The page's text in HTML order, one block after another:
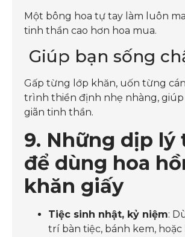
Một bông hoa tự tay làm luôn
tinh thần cao hơn hoa mua.
Giúp bạn sống
Gấp từng lớp khăn, uốn từng
trình thiền định nhẹ nhàng,
giãn tinh thần.
9. Những dịp lý
để dùng hoa
khăn giấy
Tiệc sinh nhật, kỷ niệm:
trí bàn tiệc, bánh kem, hoặc